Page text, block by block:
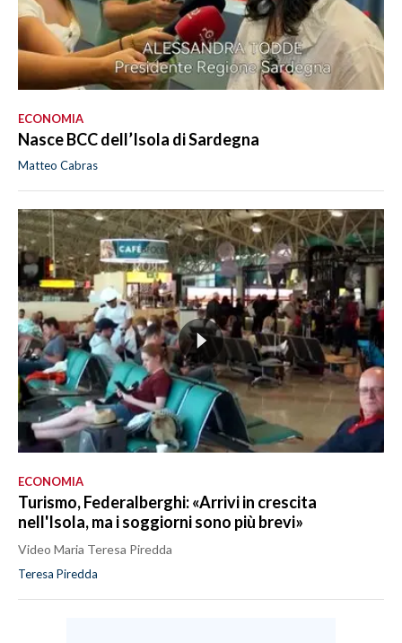
ECONOMIA
Nasce BCC dell’Isola di Sardegna
Matteo Cabras
ECONOMIA
Turismo, Federalberghi: «Arrivi in crescita
nell'Isola, ma i soggiorni sono più brevi»
Video Maria Teresa Piredda
Teresa Piredda